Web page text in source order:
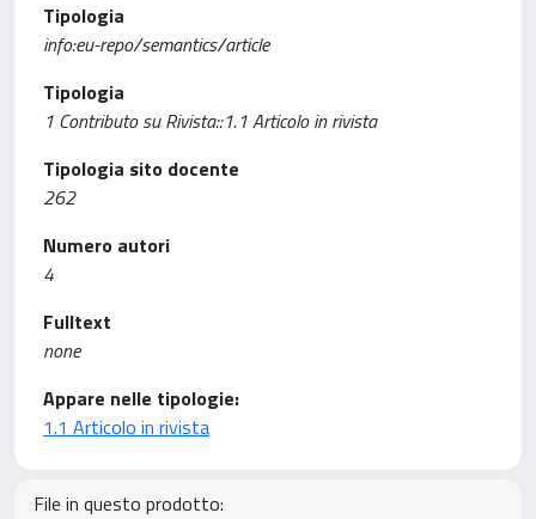
Tipologia
info:eu-repo/semantics/article
Tipologia
1 Contributo su Rivista::1.1 Articolo in rivista
Tipologia sito docente
262
Numero autori
4
Fulltext
none
Appare nelle tipologie:
1.1 Articolo in rivista
File in questo prodotto: